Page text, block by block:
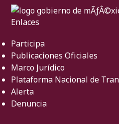
Enlaces
Participa
Publicaciones Oficiales
Marco Jurídico
Plataforma Nacional de
Alerta
Denuncia